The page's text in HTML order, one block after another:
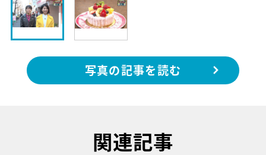
写真の記事を読む
関連記事